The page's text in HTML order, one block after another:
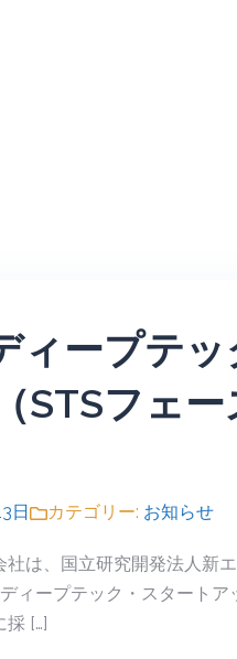
ィープテ
STSフェ
日 カテゴリー: お知らせ
社は、国立研究開発法人新
ィープテック・スタート
採 […]